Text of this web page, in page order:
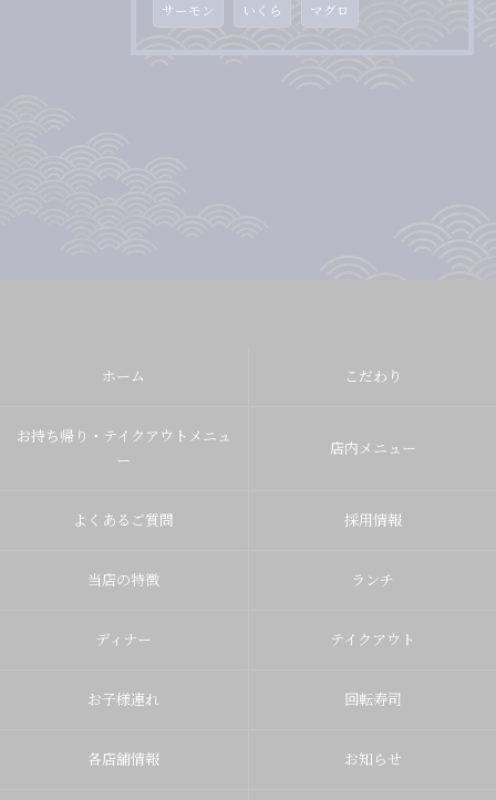
サーモン いくら マグロ
ホーム こだわり
お持ち帰り・テイクアウトメニュ
ー
店内メニュー
よくあるご質問 採用情報
当店の特徴 ランチ
ディナー テイクアウト
お子様連れ 回転寿司
各店舗情報 お知らせ